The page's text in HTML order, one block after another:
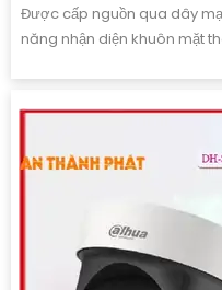
Được cấp nguồn qua dây
năng nhận diện khuôn mặt